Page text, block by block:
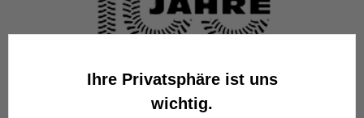
Familienbetrieb
Wir stehen seit über 100 Jahren als
Ihre Privatsphäre ist uns
wichtig.